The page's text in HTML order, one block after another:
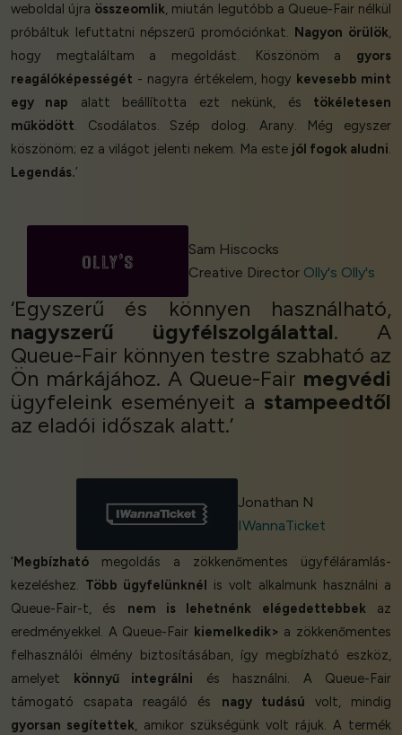
weboldal újra összeomlik, miután legutóbb a Queue-Fair nélkül
próbáltuk lefuttatni népszerű promóciónkat. Nagyon örülök,
hogy megtaláltam a megoldást. Köszönöm a gyors
reagálóképességét - nagyra értékelem, hogy kevesebb mint
egy nap alatt beállította ezt nekünk, és tökéletesen
működött. Csodálatos. Szép dolog. Arany. Még egyszer
köszönöm; ez a világot jelenti nekem. Ma este jól fogok aludni.
Legendás.’
Sam Hiscocks
Creative Director Olly's Olly's
‘Egyszerű és könnyen használható,
nagyszerű ügyfélszolgálattal. A
Queue-Fair könnyen testre szabható az
Ön márkájához. A Queue-Fair megvédi
ügyfeleink eseményeit a stampeedtől
az eladói időszak alatt.’
Jonathan N
IWannaTicket
‘ Megbízható megoldás a zökkenőmentes ügyféláramlás-
kezeléshez. Több ügyfelünknél
is volt alkalmunk használni a
Queue-Fair-t, és nem is lehetnénk elégedettebbekaz
eredményekkel. A Queue-Fair kiemelkedik> a zökkenőmentes
felhasználói élmény biztosításában, így megbízható eszköz,
amelyet
könnyű integrálni és használni. A Queue-Fair
támogató csapata reagáló és nagy tudású volt, mindig
gyorsan segítettek, amikor szükségünk volt rájuk. A termék